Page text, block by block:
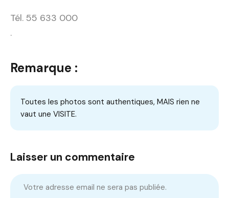
Tél. 55 633 000
.
Remarque :
Toutes les photos sont authentiques, MAIS rien ne
vaut une VISITE.
Laisser un commentaire
Votre adresse email ne sera pas publiée.